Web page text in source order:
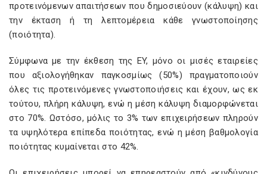
προτεινόμενων απαιτήσεων που δημοσιεύουν (κάλυψη) και
την έκταση ή τη λεπτομέρεια κάθε γνωστοποίησης
(ποιότητα).
Σύμφωνα με την έκθεση της EY, μόνο οι μισές εταιρείες
που αξιολογήθηκαν παγκοσμίως (50%) πραγματοποιούν
όλες τις προτεινόμενες γνωστοποιήσεις και έχουν, ως εκ
τούτου, πλήρη κάλυψη, ενώ η μέση κάλυψη διαμορφώνεται
στο 70%. Ωστόσο, μόλις το 3% των επιχειρήσεων πληρούν
τα υψηλότερα επίπεδα ποιότητας, ενώ η μέση βαθμολογία
ποιότητας κυμαίνεται στο 42%.